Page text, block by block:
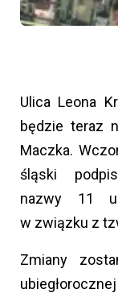
Ulica Leona
będzie teraz
Maczka.
śląski
nazwy 11
w związku z
Zmiany